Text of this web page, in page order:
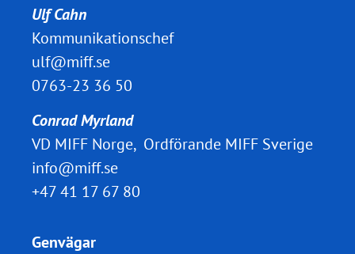
Ulf Cahn
Kommunikationschef
ulf@miff.se
0763-23 36 50
Conrad Myrland
VD MIFF Norge, Ordförande MIFF Sverige
info@miff.se
+47 41 17 67 80
Genvägar